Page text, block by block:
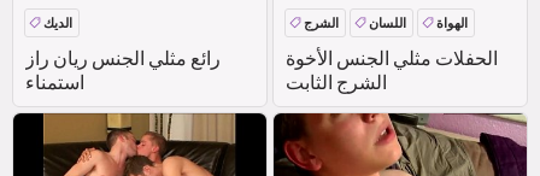
رائع مثلي الجنس ريان راز
استمناء
الديك
الحفلات مثلي الجنس الأخوة
الشرج الثابت
الشرج اللسان
الهواة
الواقع